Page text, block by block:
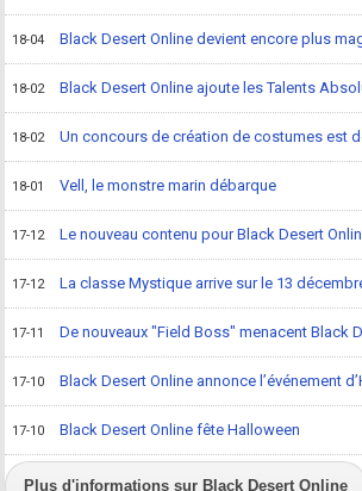
18-04 Black Desert Online devient encore plus
18-02 Black Desert Online ajoute les Talents
18-02 Un concours de création de costumes est
18-01 Vell, le monstre marin débarque
17-12 Le nouveau contenu pour Black Desert
17-12 La classe Mystique arrive sur le 13
17-11 De nouveaux "Field Boss" menacent Black
17-10 Black Desert Online annonce l’événement
17-10 Black Desert Online fête Halloween
Plus d'informations sur Black Desert Online